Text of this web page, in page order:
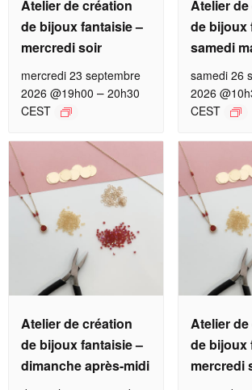
Atelier de création
de bijoux fantaisie –
mercredi soir
mercredi 23 septembre
2026 @19h00 –20h30
CEST
Atelier
de bijoux
samedi
samedi 26
2026
CEST
Atelier de création
de bijoux fantaisie –
dimanche après-midi
Atelier
de bijoux
mercredi